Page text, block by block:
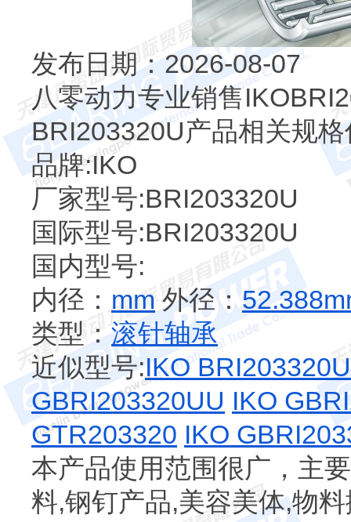
发布日期：2026-08-07
八零动力专业销售
BRI203320U产品相关规
品牌:IKO
厂家型号:BRI203320U
国际型号:BRI203320U
国内型号:
内径： mm 外径：
类型： 滚针轴承
近似型号:IKO
GBRI203320UU IKO
GTR203320 IKO
本产品使用范围很广，主
料,钢钉产品,美容美体,物